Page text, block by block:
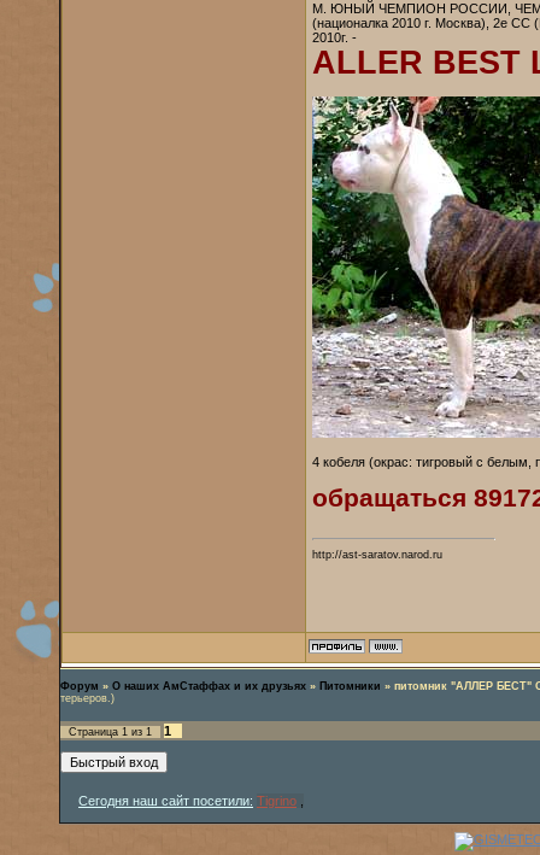
М. ЮНЫЙ ЧЕМПИОН РОССИИ,
(националка 2010 г. Москва), 2е СС
2010г. -
ALLER BEST
4 кобеля (окрас: тигровый с
обращаться
http://ast-saratov.narod.ru
Форум » О наших АмСтаффах и их друзьях » Питомники » питомник "АЛЛЕР БЕСТ"
терьеров.)
Страница 1 из 1 1
Сегодня наш сайт посетили: Tigrino